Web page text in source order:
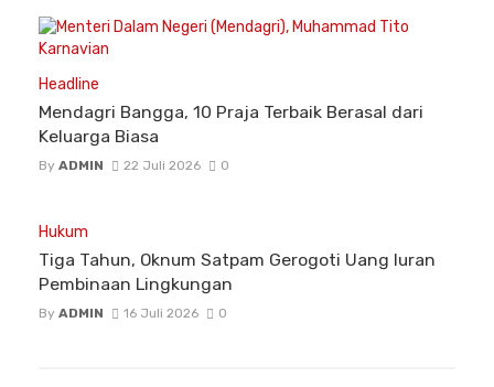
Headline
Mendagri Bangga, 10 Praja Terbaik Berasal dari
Keluarga Biasa
By ADMIN 22 Juli 2026 0
Hukum
Tiga Tahun, Oknum Satpam Gerogoti Uang Iuran
Pembinaan Lingkungan
By ADMIN 16 Juli 2026 0